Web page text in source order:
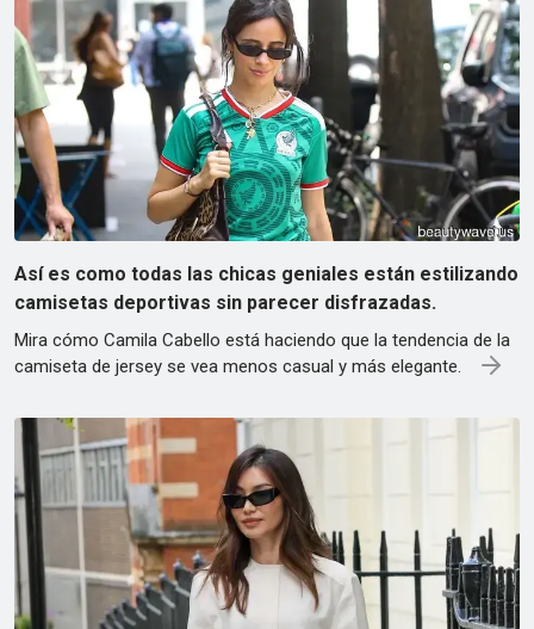
Así es como todas las chicas geniales están estilizando
camisetas deportivas sin parecer disfrazadas.
Mira cómo Camila Cabello está haciendo que la tendencia de la
camiseta de jersey se vea menos casual y más elegante.